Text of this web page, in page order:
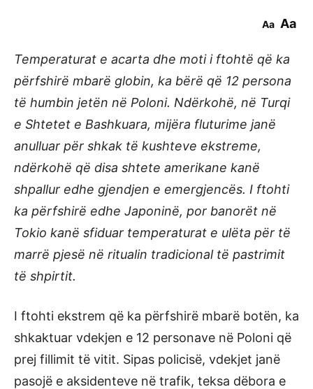
Aa Aa
Temperaturat e acarta dhe moti i ftohtë që ka
përfshirë mbarë globin, ka bërë që 12 persona
të humbin jetën në Poloni. Ndërkohë, në Turqi
e Shtetet e Bashkuara, mijëra fluturime janë
anulluar për shkak të kushteve ekstreme,
ndërkohë që disa shtete amerikane kanë
shpallur edhe gjendjen e emergjencës. I ftohti
ka përfshirë edhe Japoninë, por banorët në
Tokio kanë sfiduar temperaturat e ulëta për të
marrë pjesë në ritualin tradicional të pastrimit
të shpirtit.
I ftohti ekstrem që ka përfshirë mbarë botën, ka
shkaktuar vdekjen e 12 personave në Poloni që
prej fillimit të vitit. Sipas policisë, vdekjet janë
pasojë e aksidenteve në trafik, teksa dëbora e